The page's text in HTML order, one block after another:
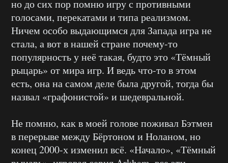
но до сих пор помню игру с противными
голосами, перекатами и типа реализмом.
Ничем особо выдающимся для Запада игра не
стала, а вот в нашей стране почему-то
популярность у неё такая, будто это «Тёмный
рыцарь» от мира игр. И ведь что-то в этом
есть, она на самом деле была другой, тогда бы
назвал «графонистой» и шедевральной.
Не помню, как в моей голове поживал Бэтмен
в перерыве между Бёртоном и Ноланом, но
конец 2000-х изменил всё. «Начало», «Тёмный